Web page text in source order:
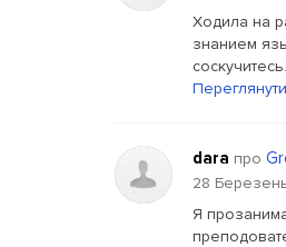
Ходила на
знанием
соскучитесь.
dara про
28 Березень
Я